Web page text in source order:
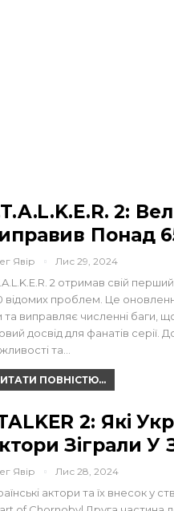
2:
Понад
Явір Лис 29, 2024
2 отримав свій
відомих проблем. Це
та виправляє численні баги,
досвід для фанатів серії.
та…
ПОВНІСТЮ...
2: Які
Зіграли У
Явір Лис 28, 2024
актори та їх внесок у